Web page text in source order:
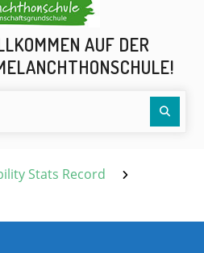
AUF DER
Stats Record